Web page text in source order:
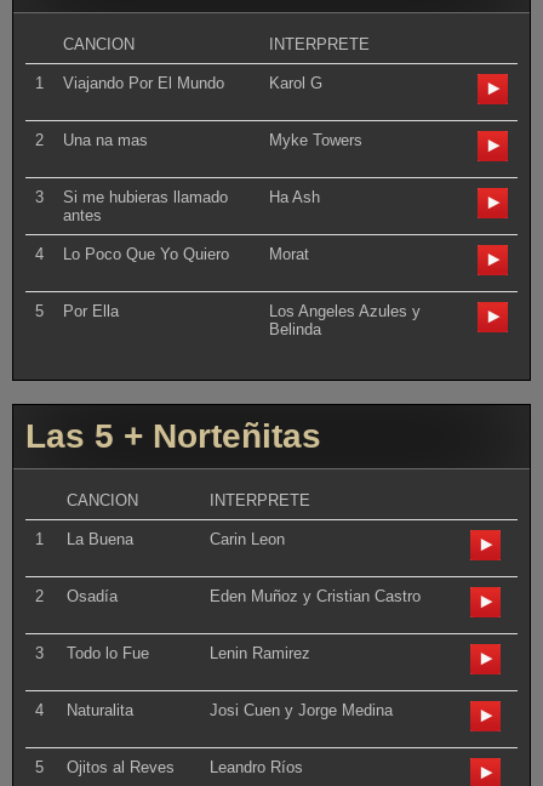
CANCION INTERPRETE
1 Viajando Por El Mundo Karol G
2 Una na mas Myke Towers
3
Si me hubieras llamado
antes
Ha Ash
4 Lo Poco Que Yo Quiero Morat
5 Por Ella
Los Angeles Azules y
Belinda
Las 5 + Norteñitas
CANCION INTERPRETE
1 La Buena Carin Leon
2 Osadía Eden Muñoz y Cristian Castro
3 Todo lo Fue Lenin Ramirez
4 Naturalita Josi Cuen y Jorge Medina
5 Ojitos al Reves Leandro Ríos